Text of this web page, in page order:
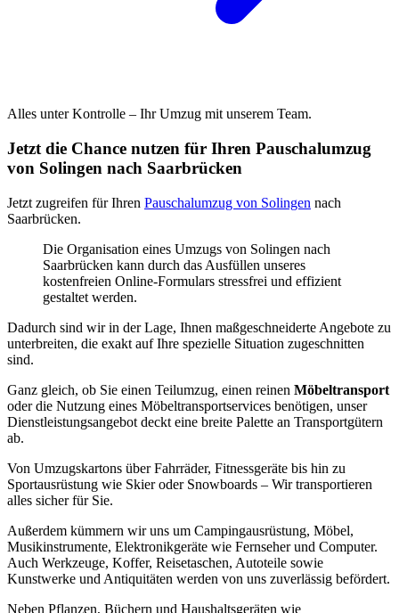
Alles unter Kontrolle – Ihr Umzug mit unserem Team.
Jetzt die Chance nutzen für Ihren Pauschalumzug
von Solingen nach Saarbrücken
Jetzt zugreifen für Ihren Pauschalumzug von Solingen nach
Saarbrücken.
Die Organisation eines Umzugs von Solingen nach
Saarbrücken kann durch das Ausfüllen unseres
kostenfreien Online-Formulars stressfrei und effizient
gestaltet werden.
Dadurch sind wir in der Lage, Ihnen maßgeschneiderte Angebote zu
unterbreiten, die exakt auf Ihre spezielle Situation zugeschnitten
sind.
Ganz gleich, ob Sie einen Teilumzug, einen reinen Möbeltransport
oder die Nutzung eines Möbeltransportservices benötigen, unser
Dienstleistungsangebot deckt eine breite Palette an Transportgütern
ab.
Von Umzugskartons über Fahrräder, Fitnessgeräte bis hin zu
Sportausrüstung wie Skier oder Snowboards – Wir transportieren
alles sicher für Sie.
Außerdem kümmern wir uns um Campingausrüstung, Möbel,
Musikinstrumente, Elektronikgeräte wie Fernseher und Computer.
Auch Werkzeuge, Koffer, Reisetaschen, Autoteile sowie
Kunstwerke und Antiquitäten werden von uns zuverlässig befördert.
Neben Pflanzen, Büchern und Haushaltsgeräten wie